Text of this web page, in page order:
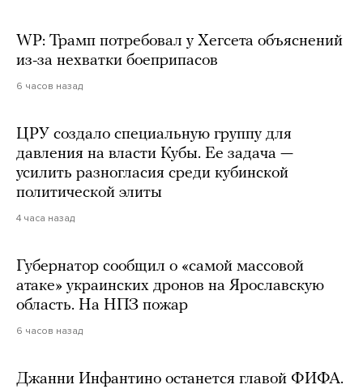
WP: Трамп потребовал у Хегсета объяснений
из-за нехватки боеприпасов
6 часов назад
ЦРУ создало специальную группу для
давления на власти Кубы. Ее задача —
усилить разногласия среди кубинской
политической элиты
4 часа назад
Губернатор сообщил о «самой массовой
атаке» украинских дронов на Ярославскую
область. На НПЗ пожар
6 часов назад
Джанни Инфантино останется главой ФИФА.